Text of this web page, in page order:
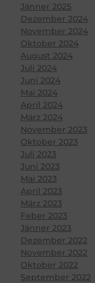
Jänner 2025
Dezember 2024
November 2024
Oktober 2024
August 2024
Juli 2024
Juni 2024
Mai 2024
April 2024
März 2024
November 2023
Oktober 2023
Juli 2023
Juni 2023
Mai 2023
April 2023
März 2023
Feber 2023
Jänner 2023
Dezember 2022
November 2022
Oktober 2022
September 2022